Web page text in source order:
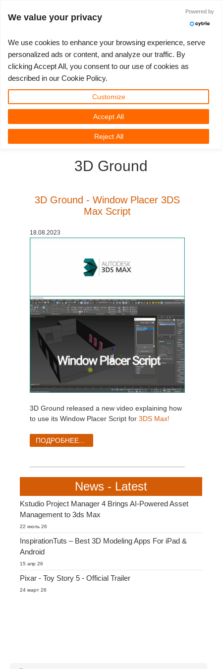
SUPPORT TICKET
Show Tickets
МОЙ REBUS
ControlCenter
Unlimited Render
Редактировать профиль
TeamManager
3D ARTIST OF THE YEAR
2023
2021
КОНКУРСЫ
Creative 3D Lab. Challenge
Memories Challenge
Summer Vibes 3D Challenge
СООБЩЕСТВО
Блог
RebusArt
ПОДДЕРЖКА
Видео пособия
FAQ
ЦЕНЫ
Цены и скидки
Неограниченная аренда рендеринга
3D ПРОГРАММЫ
3ds Max
Maya
Mental Ray
Softimage
LightWave
SketchUp
НАЧАТЬ
Краткое руководство
TeamManager
Войти
RebusFarm News
3D Community
3D Film News
3D Ground
3D Ground - Window Placer 3DS
Max Script
18.08.2023
3D Ground released a new video explaining how
to use its Window Placer Script for 3DS Max!
ПОДРОБНЕЕ...
News - Latest
Kstudio Project Manager 4 Brings AI-Powered Asset
Management to 3ds Max
22 июль 26
InspirationTuts – Best 3D Modeling Apps For iPad &
Android
15 апр 26
Pixar - Toy Story 5 - Official Trailer
24 март 26
We value your privacy
Powered by
We use cookies to enhance your browsing experience, serve
personalized ads or content, and analyze our traffic. By
clicking Accept All, you consent to our use of cookies as
described in our Cookie Policy.
Customize
Reject All
Accept All